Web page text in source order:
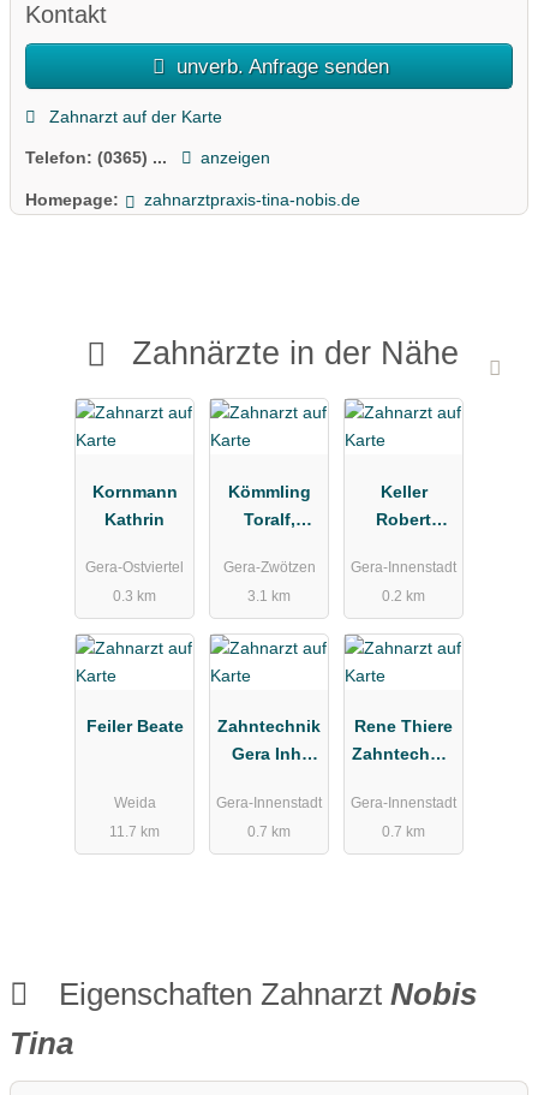
Kontakt
unverb. Anfrage senden
Zahnarzt auf der Karte
Telefon: (0365) ... anzeigen
Homepage: zahnarztpraxis-tina-nobis.de
Zahnärzte in der Nähe
Kornmann
Kathrin
Gera-Ostviertel
0.3 km
Kömmling
Toralf,
Heike
Gera-Zwötzen
3.1 km
Keller
Robert
Gera-Innenstadt
0.2 km
Feiler Beate
Weida
11.7 km
Zahntechnik
Gera Inh.
Gera-Innenstadt
0.7 km
Rene Thiere
Zahntechnik
Gera-Innenstadt
0.7 km
Eigenschaften Zahnarzt Nobis
Tina